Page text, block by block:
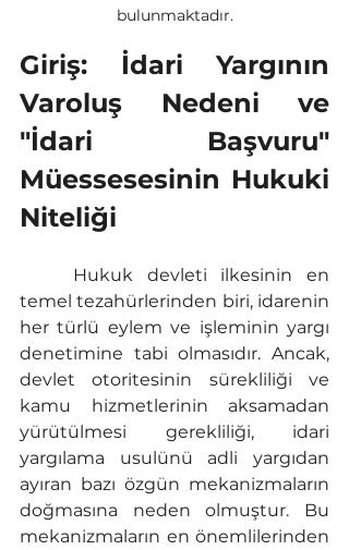
bulunmaktadır.
Giriş: İdari Yargının
Varoluş Nedeni ve
"İdari Başvuru"
Müessesesinin Hukuki
Niteliği
temel tezahürlerinden biri, idarenin
her türlü eylem ve işleminin yargı
denetimine tabi olmasıdır. Ancak,
devlet otoritesinin sürekliliği ve
kamu hizmetlerinin aksamadan
yürütülmesi gerekliliği, idari
yargılama usulünü adli yargıdan
ayıran bazı özgün mekanizmaların
doğmasına neden olmuştur. Bu
mekanizmaların en önemlilerinden